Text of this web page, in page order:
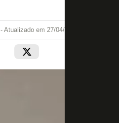
- Atualizado em 27/04/26 às 19:06